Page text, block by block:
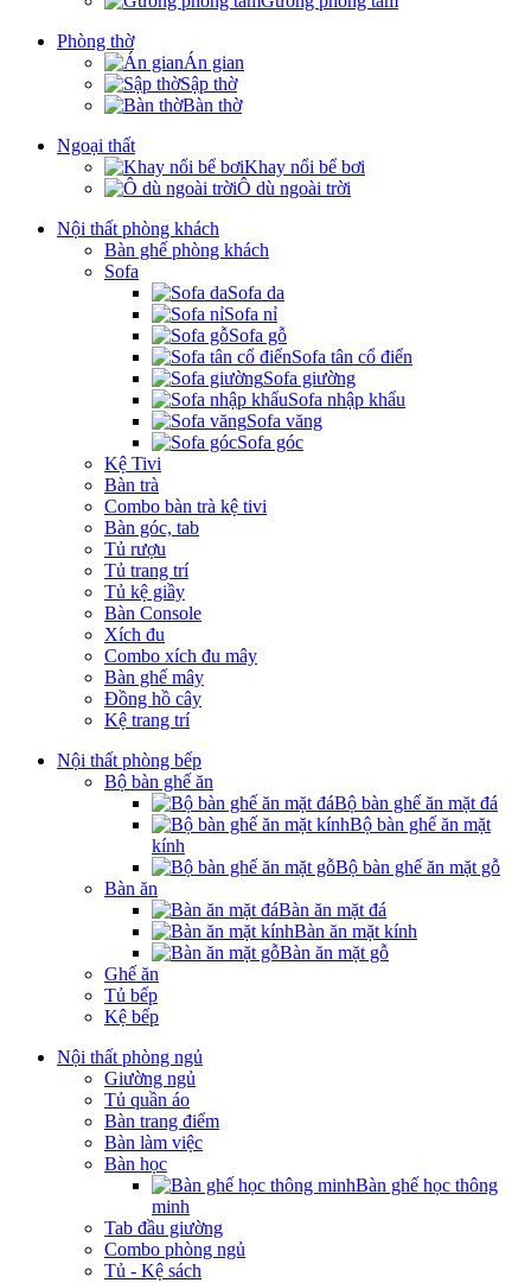
Phòng thờ
Án gian
Sập thờ
Bàn thờ
Ngoại thất
Khay nổi bể bơi
Ô dù ngoài trời
Nội thất phòng khách
Bàn ghế phòng khách
Sofa
Sofa da
Sofa nỉ
Sofa gỗ
Sofa tân cổ điển
Sofa giường
Sofa nhập khẩu
Sofa văng
Sofa góc
Kệ Tivi
Bàn trà
Combo bàn trà kệ tivi
Bàn góc, tab
Tủ rượu
Tủ trang trí
Tủ kệ giầy
Bàn Console
Xích đu
Combo xích đu mây
Bàn ghế mây
Đồng hồ cây
Kệ trang trí
Nội thất phòng bếp
Bộ bàn ghế ăn
Bộ bàn ghế ăn mặt đá
Bộ bàn ghế ăn mặt
kính
Bộ bàn ghế ăn mặt gỗ
Bàn ăn
Bàn ăn mặt đá
Bàn ăn mặt kính
Bàn ăn mặt gỗ
Ghế ăn
Tủ bếp
Kệ bếp
Nội thất phòng ngủ
Giường ngủ
Tủ quần áo
Bàn trang điểm
Bàn làm việc
Bàn học
Bàn ghế học thông
minh
Tab đầu giường
Combo phòng ngủ
Tủ - Kệ sách